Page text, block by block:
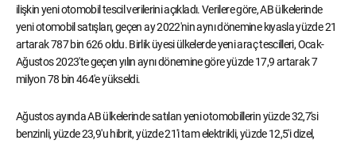
ilişkin yeni otomobil tescil verilerini açıkladı. Verilere göre, AB ülkelerinde
yeni otomobil satışları, geçen ay 2022'nin aynı dönemine kıyasla yüzde 21
artarak 787 bin 626 oldu. Birlik üyesi ülkelerde yeni araç tescilleri, Ocak-
Ağustos 2023'te geçen yılın aynı dönemine göre yüzde 17,9 artarak 7
milyon 78 bin 464'e yükseldi.
Ağustos ayında AB ülkelerinde satılan yeni otomobillerin yüzde 32,7'si
benzinli, yüzde 23,9'u hibrit, yüzde 21'i tam elektrikli, yüzde 12,5'i dizel,